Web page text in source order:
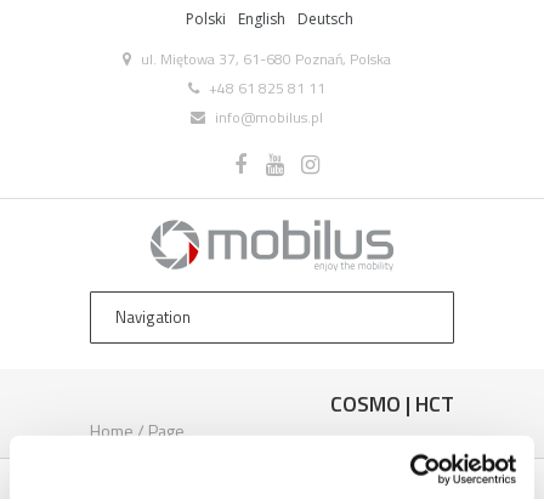
Polski English Deutsch
ul. Miętowa 37, 61-680 Poznań, Polska
+48 61 825 81 11
info@mobilus.pl
COSMO | HCT
Home /Page